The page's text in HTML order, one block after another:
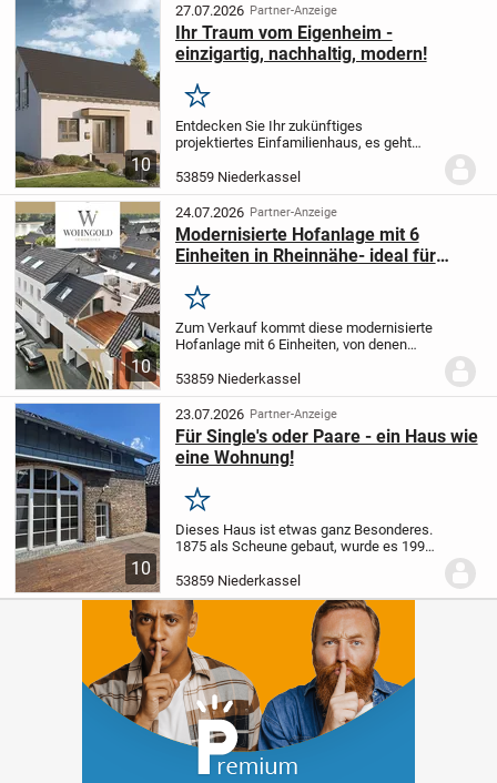
Knein. Unten wurde...
10
27.07.2026 Partner-Anzeige
Ihr Traum vom Eigenheim -
einzigartig, nachhaltig, modern!
Merken
Entdecken Sie Ihr zukünftiges
projektiertes Einfamilienhaus, es geht
Vorstellungen ein. Mit einer großzügigen
Wohnfläche von 142,23 m² und smarten 4
Zimmern bietet dieses...
53859 Niederkassel
10
24.07.2026 Partner-Anzeige
Modernisierte Hofanlage mit 6
Einheiten in Rheinnähe- ideal für
Merken
Zum Verkauf kommt diese modernisierte
Hofanlage mit 6 Einheiten, von denen
als Käufer verschiedene
Nutzungsmöglichkeiten haben. Diese
außergewöhnliche...
53859 Niederkassel
10
23.07.2026 Partner-Anzeige
Für Single's oder Paare - ein Haus wie
eine Wohnung!
Merken
Dieses Haus ist etwas ganz Besonderes.
1875 als Scheune gebaut, wurde es 1999
umgebaut. Im Rahmen der Kernsanierung
wurde ein neues Haus in
Holzständerbauweise in die...
53859 Niederkassel